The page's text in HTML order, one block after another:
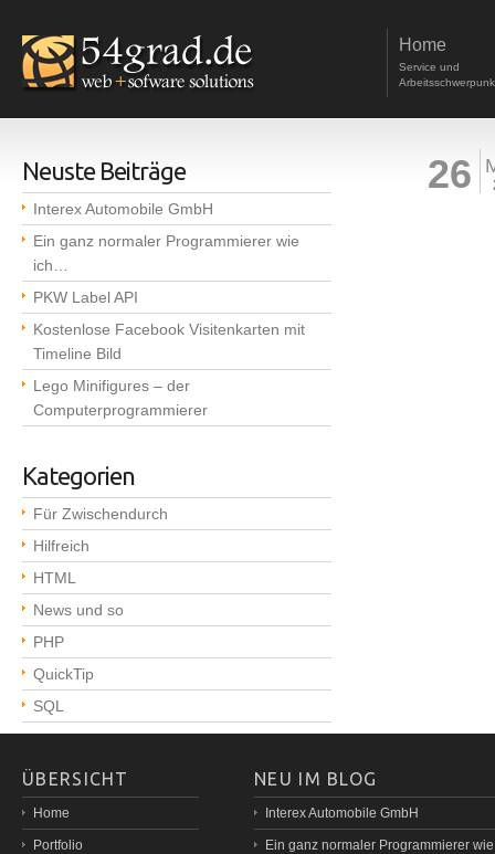
Home
Service und
26
Neuste Beiträge
Interex Automobile GmbH
Ein ganz normaler Programmierer wie
ich…
PKW Label API
Kostenlose Facebook Visitenkarten mit
Timeline Bild
Lego Minifigures – der
Computerprogrammierer
Kategorien
Für Zwischendurch
Hilfreich
HTML
News und so
PHP
QuickTip
SQL
ÜBERSICHT
Home
Portfolio
NEU IM BLOG
Interex Automobile GmbH
Ein ganz normaler Programmierer